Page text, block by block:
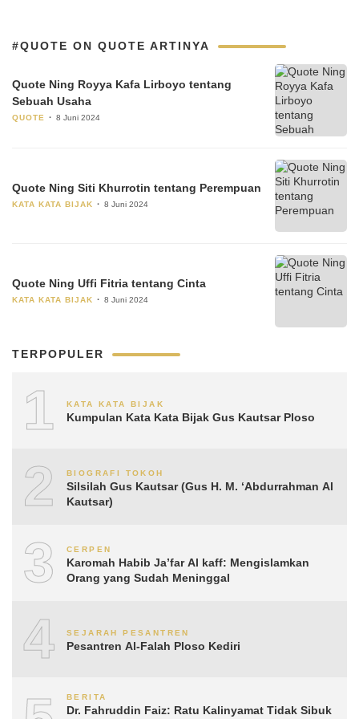
#QUOTE ON QUOTE ARTINYA
Quote Ning Royya Kafa Lirboyo tentang
Sebuah Usaha
QUOTE 8 Juni 2024
Quote Ning Siti Khurrotin tentang Perempuan
KATA KATA BIJAK 8 Juni 2024
Quote Ning Uffi Fitria tentang Cinta
KATA KATA BIJAK 8 Juni 2024
TERPOPULER
1 KATA KATA BIJAK
Kumpulan Kata Kata Bijak Gus Kautsar Ploso
2 BIOGRAFI TOKOH
Silsilah Gus Kautsar (Gus H. M. ‘Abdurrahman Al
Kautsar)
3 CERPEN
Karomah Habib Ja’far Al kaff: Mengislamkan
Orang yang Sudah Meninggal
4 SEJARAH PESANTREN
Pesantren Al-Falah Ploso Kediri
BERITA
Dr. Fahruddin Faiz: Ratu Kalinyamat Tidak Sibuk